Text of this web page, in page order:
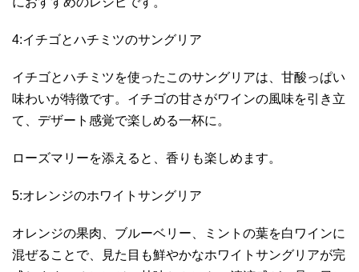
4:イチゴとハチミツのサングリア
イチゴとハチミツを使ったこのサングリアは、甘酸っぱい
味わいが特徴です。イチゴの甘さがワインの風味を引き立
て、デザート感覚で楽しめる一杯に。
ローズマリーを添えると、香りも楽しめます。
5:オレンジのホワイトサングリア
オレンジの果肉、ブルーベリー、ミントの葉を白ワインに
混ぜることで、見た目も鮮やかなホワイトサングリアが完